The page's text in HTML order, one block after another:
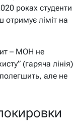
роках студенти
отримує ліміт на
– МОН не
(гаряча лінія)
але не